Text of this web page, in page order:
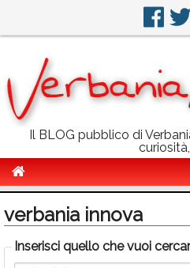
Il BLOG pubblico di
Politica
Sport
verbania innova
Inserisci quello che vuoi